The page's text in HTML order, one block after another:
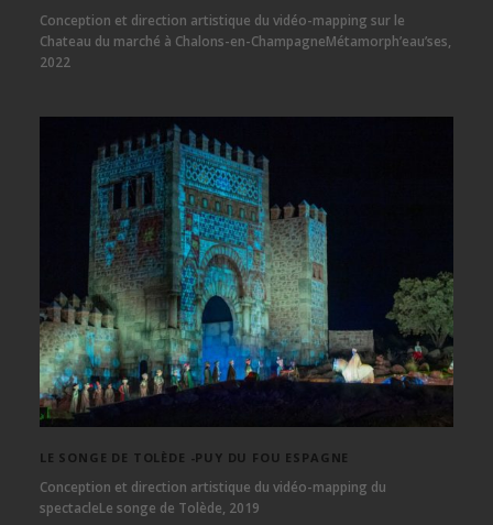
Conception et direction artistique du vidéo-mapping sur le
Chateau du marché à Chalons-en-ChampagneMétamorph’eau’ses,
2022
LE SONGE DE TOLÈDE -PUY DU FOU ESPAGNE
Conception et direction artistique du vidéo-mapping du
spectacleLe songe de Tolède, 2019